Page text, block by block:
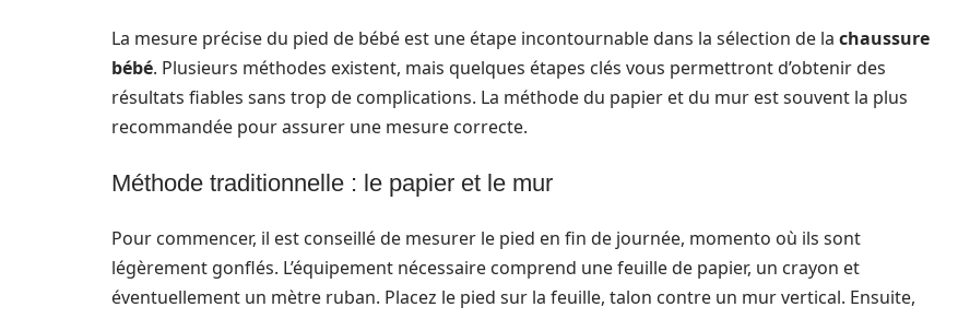
La mesure précise du pied de bébé est une étape incontournable dans la sélection de la chaussure
bébé. Plusieurs méthodes existent, mais quelques étapes clés vous permettront d’obtenir des
résultats fiables sans trop de complications. La méthode du papier et du mur est souvent la plus
recommandée pour assurer une mesure correcte.
Méthode traditionnelle : le papier et le mur
Pour commencer, il est conseillé de mesurer le pied en fin de journée, momento où ils sont
légèrement gonflés. L’équipement nécessaire comprend une feuille de papier, un crayon et
éventuellement un mètre ruban. Placez le pied sur la feuille, talon contre un mur vertical. Ensuite,